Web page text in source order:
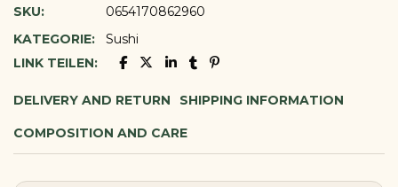
SKU:
0654170862960
KATEGORIE:
Sushi
LINK TEILEN:
DELIVERY AND RETURN SHIPPING INFORMATION
COMPOSITION AND CARE